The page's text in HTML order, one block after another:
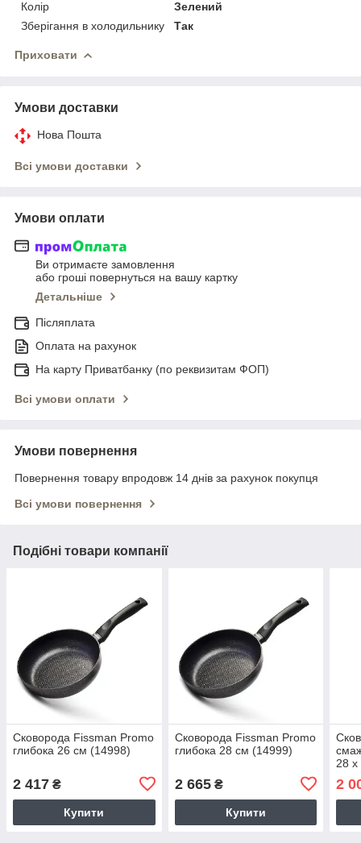
Колір
Зелений
Зберігання в холодильнику
Так
Приховати
Умови доставки
Нова Пошта
Всі умови доставки
Умови оплати
Ви отримаєте замовлення
або гроші повернуться на вашу картку
Детальніше
Післяплата
Оплата на рахунок
На карту Приватбанку (по реквизитам ФОП)
Всі умови оплати
Умови повернення
Повернення товару впродовж 14 днів за рахунок покупця
Всі умови повернення
Подібні товари компанії
Сковорода Fissman Promo
глибока 26 см (14998)
2 417 ₴
Купити
Сковорода Fissman Promo
глибока 28 см (14999)
2 665₴
Купити
28
2